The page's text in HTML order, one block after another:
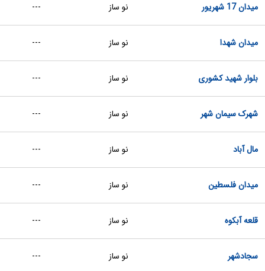
میدان 17 شهریور نو ساز ---
میدان شهدا نو ساز ---
بلوار شهید کشوری نو ساز ---
شهرک سیمان شهر نو ساز ---
مال آباد نو ساز ---
میدان فلسطین نو ساز ---
قلعه آبکوه نو ساز ---
سجادشهر نو ساز ---